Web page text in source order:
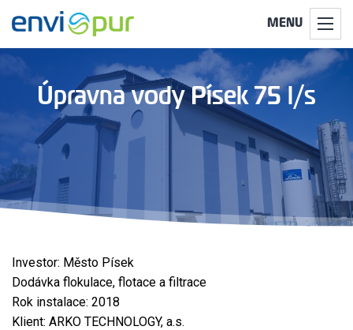
MENU
Úpravna vody Písek 75 l/s
Investor: Město Písek
Dodávka flokulace, flotace a filtrace
Rok instalace: 2018
Klient: ARKO TECHNOLOGY, a.s.